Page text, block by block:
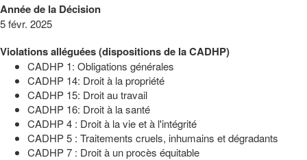
Année de la Décision
5 févr. 2025
Violations alléguées (dispositions de la CADHP)
CADHP 1: Obligations générales
CADHP 14: Droit à la propriété
CADHP 15: Droit au travail
CADHP 16: Droit à la santé
CADHP 4 : Droit à la vie et à l'intégrité
CADHP 5 : Traitements cruels, inhumains et dégradants
CADHP 7 : Droit à un procès équitable